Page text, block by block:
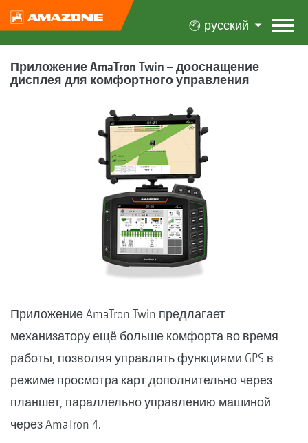
русский
Приложение AmaTron Twin – дооснащение
дисплея для комфортного управления
Приложение AmaTron Twin предлагает
механизатору ещё больше комфорта во время
работы, позволяя управлять функциями GPS в
режиме просмотра карт дополнительно через
планшет, параллельно управлению машиной
через AmaTron 4.